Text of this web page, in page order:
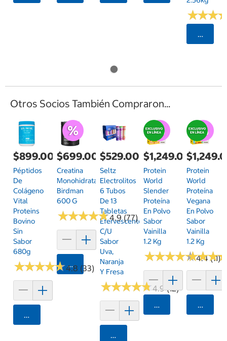
★★★
★★★
Otros Socios También Compraron...
$899.00
Péptidos
De
Colágeno
Vital
Proteins
Bovino
Sin
Sabor
680g
★★★★★
★★★★★4.8 (33)
Agregar
$699.00
Creatina
Monohidratada
Birdman
600 G
★★★★★
★★★★★4.9 (77)
Agregar
$529.00
Seltz
Electrolitos
6 Tubos
De 13
Tabletas
Efervescentes
C/u
Sabor
Uva,
Naranja
Y Fresa
★★★★★
★★★★★4.9 (12)
Agregar
$1,249.00
Protein
World
Slender
Proteína
En Polvo
Sabor
Vainilla
1.2 Kg
★★★★★
★★★★★4.4 (11)
Agregar
Protein
World
Proteína
Vegana
En Polvo
Sabor
Vainilla
1.2 Kg
★★★
★★★